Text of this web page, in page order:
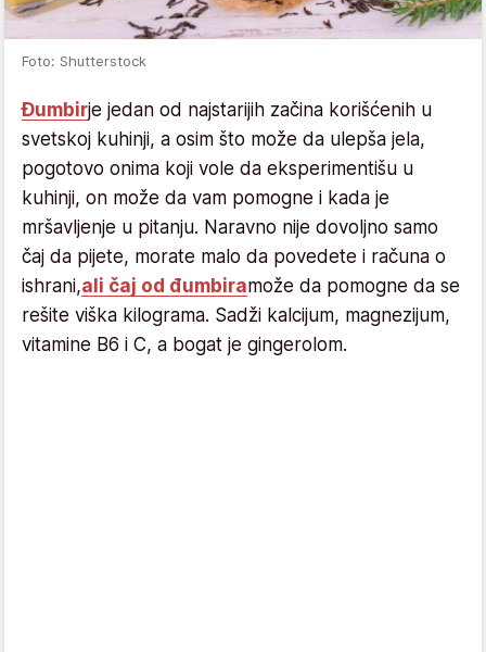
Foto: Shutterstock
Đumbirje jedan od najstarijih začina korišćenih u
svetskoj kuhinji, a osim što može da ulepša jela,
pogotovo onima koji vole da eksperimentišu u
kuhinji, on može da vam pomogne i kada je
mršavljenje u pitanju. Naravno nije dovoljno samo
čaj da pijete, morate malo da povedete i računa o
ishrani,ali čaj od đumbiramože da pomogne da se
rešite viška kilograma. Sadži kalcijum, magnezijum,
vitamine B6 i C, a bogat je gingerolom.